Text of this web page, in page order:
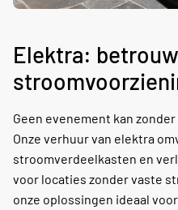
Elektra:
Geen evenement kan
Onze verhuur van elektra
stroomverdeelkasten en
voor locaties zonder vaste
onze oplossingen ideaal